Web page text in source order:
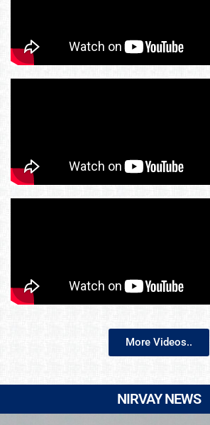
More Videos..
NIRVAY NEWS